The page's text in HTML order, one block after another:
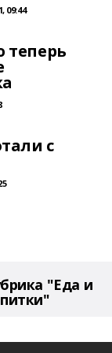
09:44
с
"Еда и